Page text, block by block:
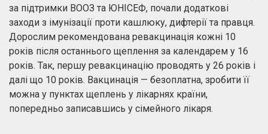
за підтримки ВООЗ та ЮНІСЕФ, почали додаткові
заходи з імунізації проти кашлюку, дифтерії та правця.
Дорослим рекомендована ревакцинація кожні 10
років після останнього щеплення за календарем у 16
років. Так, першу ревакцинацію проводять у 26 років і
далі що 10 років. Вакцинація — безоплатна, зробити її
можна у пунктах щеплень у лікарнях країни,
попередньо записавшись у сімейного лікаря.